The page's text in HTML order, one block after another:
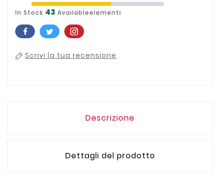
In Stock 43 Availableelementi
Scrivi la tua recensione
Descrizione
Dettagli del prodotto